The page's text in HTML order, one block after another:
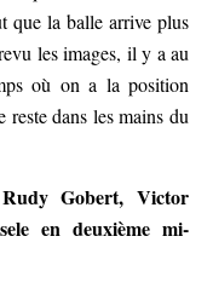
que la balle arrive plus
les images, il y a au
où on a la position
dans les mains du
Rudy Gobert, Victor
en deuxième mi-